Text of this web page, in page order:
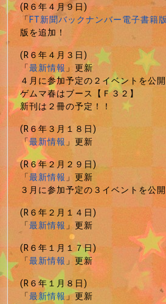
(R６年４月９日)
「FT新聞バックナンバー電子書籍
版を追加！
(R６年４月３日)
「最新情報」更新
４月に参加予定の２イベントを公開
ゲムマ春はブース【Ｆ３２】
新刊は２冊の予定！！
(R６年３月１８日)
「最新情報」更新
(R６年２月２９日)
「最新情報」更新
３月に参加予定の３イベントを公開
(R６年２月１４日)
「最新情報」更新
(R６年１月１７日)
「最新情報」更新
(R６年１月８日)
「最新情報」更新